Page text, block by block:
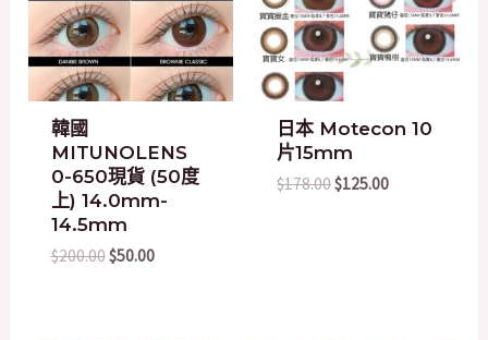
韓國
MITUNOLENS
0-650現貨 (50度
上) 14.0mm-
14.5mm
$200.00$50.00
日本 Motecon 10
片15mm
$178.00$125.00